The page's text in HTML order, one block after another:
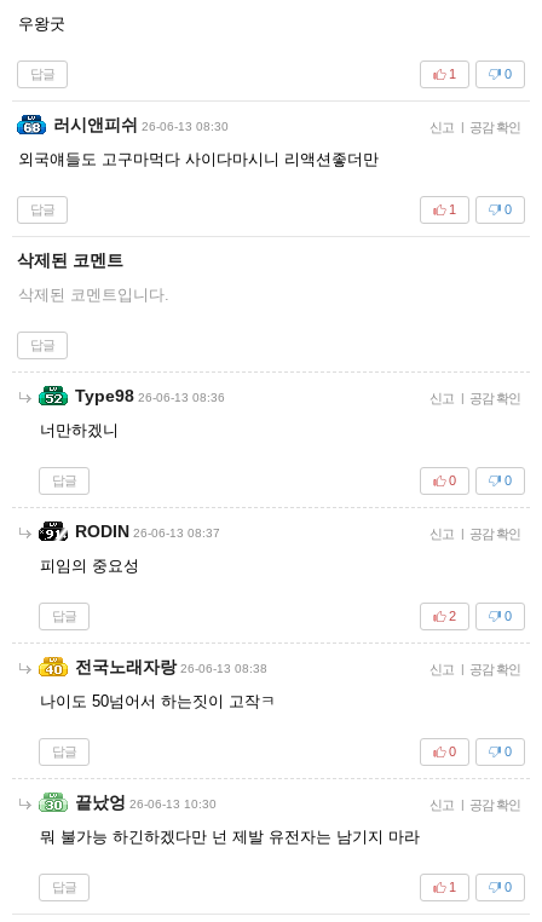
우왕굿
답글 0
1
러시앤피쉬 26-06-13 08:30 신고 | 공감 확인
외국얘들도 고구마먹다 사이다마시니 리액션좋더만
답글 0
1
삭제된 코멘트
삭제된 코멘트입니다.
답글
Type98 26-06-13 08:36 신고 | 공감 확인
너만하겠니
답글 0
0
RODIN 26-06-13 08:37 신고 | 공감 확인
피임의 중요성
답글 0
2
전국노래자랑 26-06-13 08:38 신고 | 공감 확인
나이도 50넘어서 하는짓이 고작ㅋ
답글 0
0
끝났엉 26-06-13 10:30 신고 | 공감 확인
뭐 불가능 하긴하겠다만 넌 제발 유전자는 남기지 마라
답글 0
1